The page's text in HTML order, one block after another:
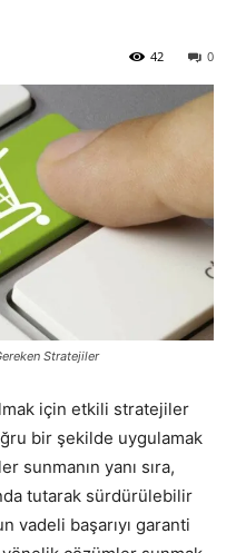
0
42
Stratejiler
için etkili stratejiler
bir şekilde uygulamak
sunmanın yanı sıra,
tutarak sürdürülebilir
vadeli başarıyı garanti